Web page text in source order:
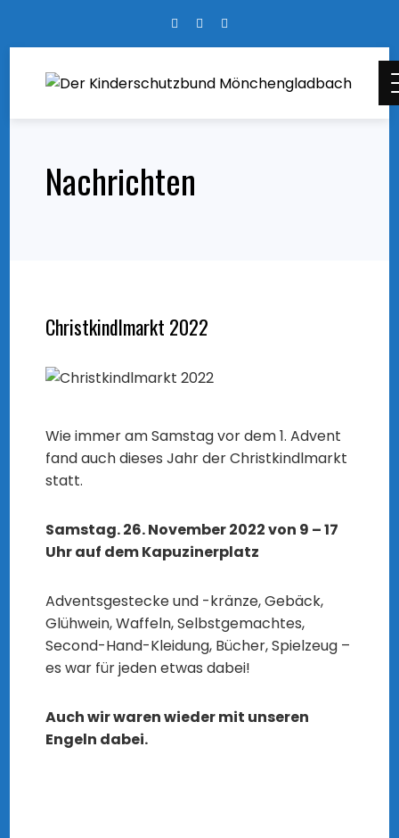
Nachrichten
Christkindlmarkt 2022
Wie immer am Samstag vor dem 1. Advent
fand auch dieses Jahr der Christkindlmarkt
statt.
Samstag. 26. November 2022 von 9 – 17
Uhr auf dem Kapuzinerplatz
Adventsgestecke und -kränze, Gebäck,
Glühwein, Waffeln, Selbstgemachtes,
Second-Hand-Kleidung, Bücher, Spielzeug –
es war für jeden etwas dabei!
Auch wir waren wieder mit unseren
Engeln dabei.